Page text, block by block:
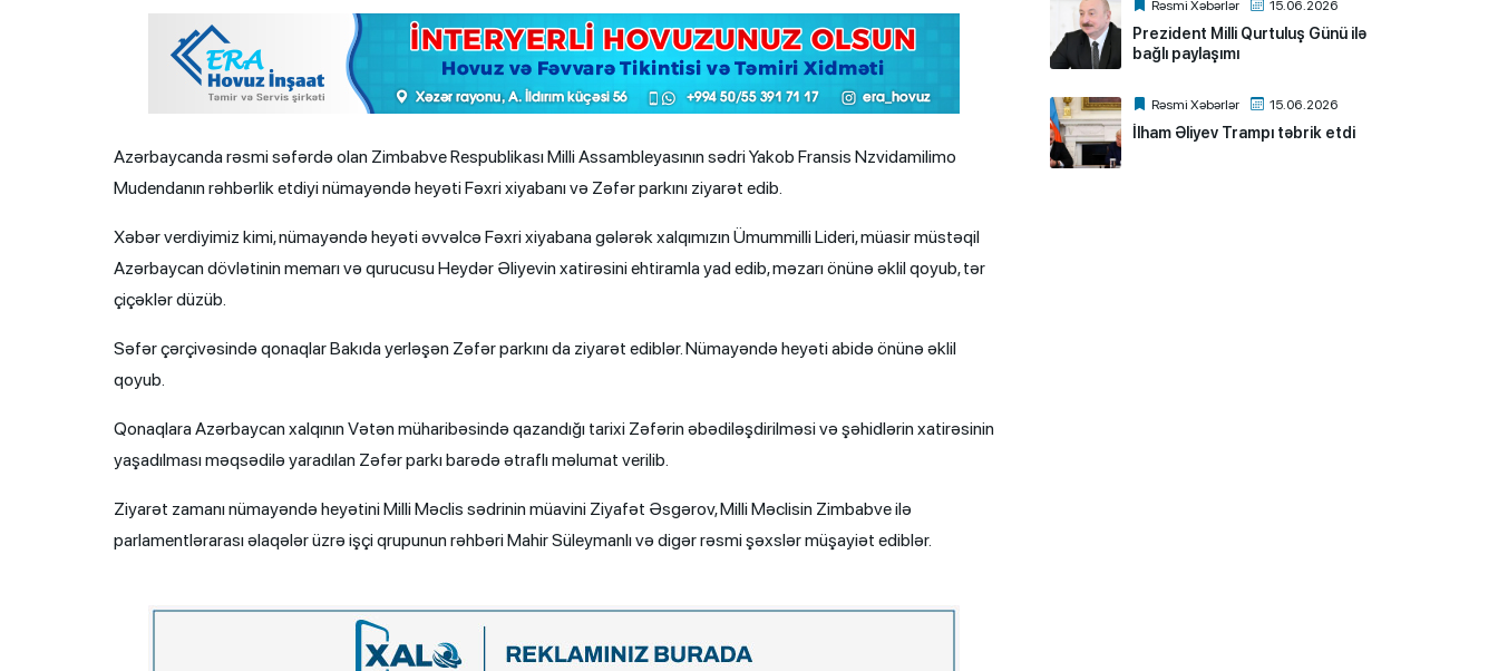
Azərbaycanda rəsmi səfərdə olan Zimbabve Respublikası Milli Assambleyasının sədri Yakob Fransis Nzvidamilimo
Mudendanın rəhbərlik etdiyi nümayəndə heyəti Fəxri xiyabanı və Zəfər parkını ziyarət edib.
Xəbər verdiyimiz kimi, nümayəndə heyəti əvvəlcə Fəxri xiyabana gələrək xalqımızın Ümummilli Lideri, müasir müstəqil
Azərbaycan dövlətinin memarı və qurucusu Heydər Əliyevin xatirəsini ehtiramla yad edib, məzarı önünə əklil qoyub, tər
çiçəklər düzüb.
Səfər çərçivəsində qonaqlar Bakıda yerləşən Zəfər parkını da ziyarət ediblər. Nümayəndə heyəti abidə önünə əklil
qoyub.
Qonaqlara Azərbaycan xalqının Vətən müharibəsində qazandığı tarixi Zəfərin əbədiləşdirilməsi və şəhidlərin xatirəsinin
yaşadılması məqsədilə yaradılan Zəfər parkı barədə ətraflı məlumat verilib.
Ziyarət zamanı nümayəndə heyətini Milli Məclis sədrinin müavini Ziyafət Əsgərov, Milli Məclisin Zimbabve ilə
parlamentlərarası əlaqələr üzrə işçi qrupunun rəhbəri Mahir Süleymanlı və digər rəsmi şəxslər müşayiət ediblər.
Rəsmi Xəbərlər 15.06.2026
Prezident Milli Qurtuluş Günü ilə
bağlı paylaşımı
Rəsmi Xəbərlər 15.06.2026
İlham Əliyev Trampı təbrik etdi